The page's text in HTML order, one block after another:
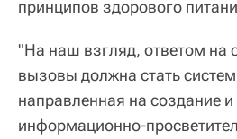
принципов здорового
"На наш взгляд, ответом на
вызовы должна стать
направленная на создание
информационно-